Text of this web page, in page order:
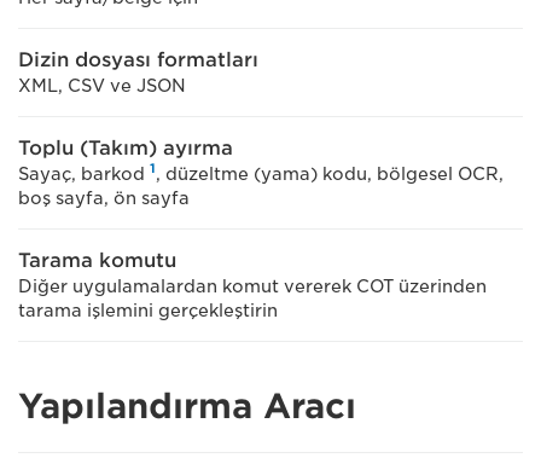
Dizin dosyası formatları
XML, CSV ve JSON
Toplu (Takım) ayırma
Sayaç, barkod 1, düzeltme (yama) kodu, bölgesel OCR,
boş sayfa, ön sayfa
Tarama komutu
Diğer uygulamalardan komut vererek COT üzerinden
tarama işlemini gerçekleştirin
Yapılandırma Aracı